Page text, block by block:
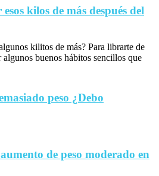
kilos de más después del
kilitos de más? Para librarte de
buenos hábitos sencillos que
peso ¿Debo
de peso moderado en